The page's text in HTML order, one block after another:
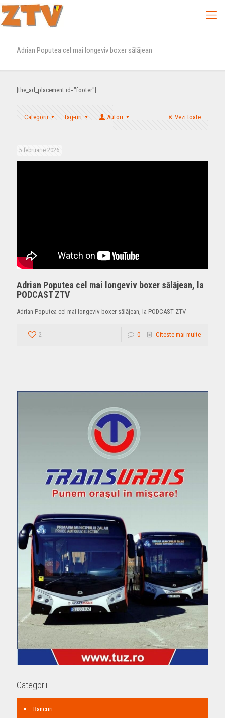
Adrian Poputea cel mai longeviv boxer sālājean
[the_ad_placement id="footer"]
Categorii Tag-uri Autori Vezi toate
5 februarie 2026
Adrian Poputea cel mai longeviv boxer sālājean, la
PODCAST ZTV
Adrian Poputea cel mai longeviv boxer sālājean, la PODCAST ZTV
2 0 Citeste mai multe
Categorii
Bancuri